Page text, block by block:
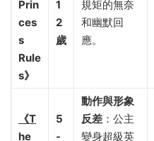
Prin
ces
s
Rule
s》​
1
2
歲
規矩的無奈
和幽默回
應。
《T
he
5
-
動作與形象
反差 ​：公主
變身超級英